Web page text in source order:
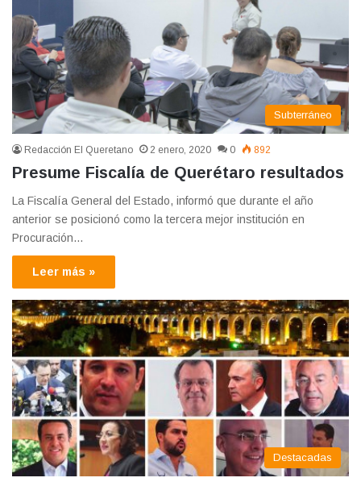
Subterráneo
Redacción El Queretano 2 enero, 2020 0 892
Presume Fiscalía de Querétaro resultados
La Fiscalía General del Estado, informó que durante el año
anterior se posicionó como la tercera mejor institución en
Procuración…
Leer más »
Destacadas